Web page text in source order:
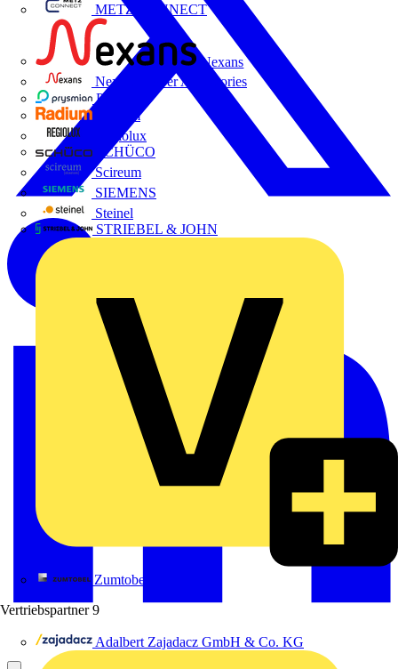
METZ CONNECT
Nexans
Nexans Power Accessories
Prysmian
Radium
Regiolux
SCHÜCO
Scireum
SIEMENS
Steinel
STRIEBEL & JOHN
Zumtobel
Vertriebspartner 9
Adalbert Zajadacz GmbH & Co. KG